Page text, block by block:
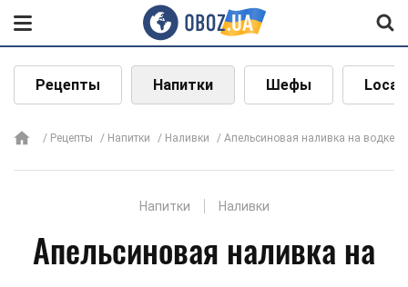
Рецепты Напитки Шефы Local
Рецепты Напитки Наливки Апельсиновая наливка на водке
Напитки Наливки
Апельсиновая наливка на